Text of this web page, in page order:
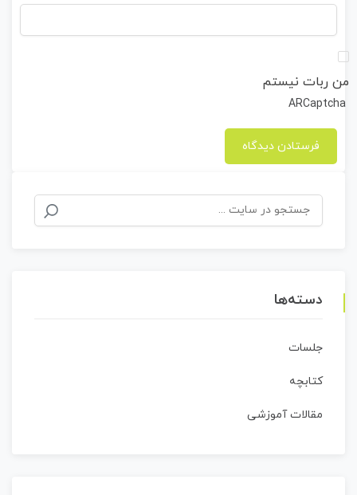
من ربات نیستم
ARCaptcha
جستجو
برای:
دسته‌ها
جلسات
کتابچه
مقالات آموزشی